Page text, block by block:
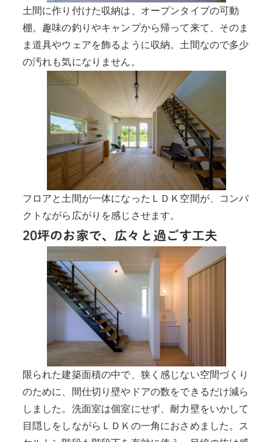
土間に作り付けた収納は、オープンタイプの可動
棚。趣味の釣りやキャンプから帰って来て、そのま
ま道具やウェアを飾るように収納。土間なので多少
の汚れも気になりません。
フロアと土間が一体になったＬＤＫ空間が、コンパ
クトながら広がりを感じさせます。
20坪のお家で、広々と過ごす工夫
限られた建築面積の中で、狭く感じない空間づくり
のために、間仕切り壁やドアの数をできるだけ減ら
しました。洗面室は個室にせず、耐力壁をいかして
目隠しをしながらＬＤＫの一角におさめました。ス